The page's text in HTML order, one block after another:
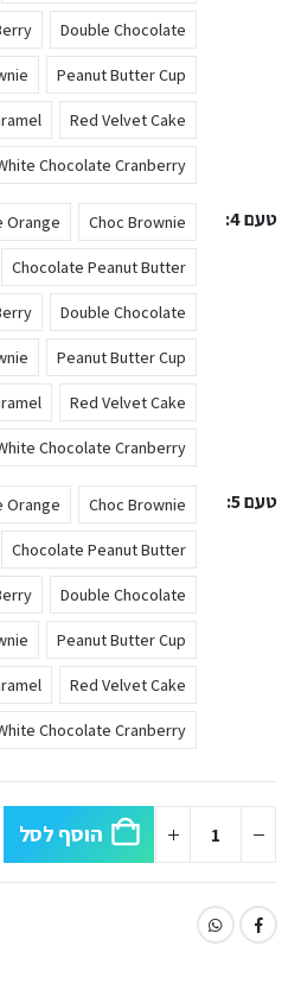
Double Chocolate
Peanut Butter Cup
Red Velvet Cake
Chocolate Cranberry
טעם 4 Choc Brownie
Orange
Chocolate Peanut Butter
Double Chocolate
Peanut Butter Cup
Red Velvet Cake
Chocolate Cranberry
טעם 5 Choc Brownie
Orange
Chocolate Peanut Butter
Double Chocolate
Peanut Butter Cup
Red Velvet Cake
Chocolate Cranberry
הוסף לסל